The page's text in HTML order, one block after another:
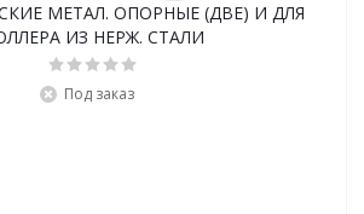
РОЛЛЕРА ИЗ НЕРЖ. СТАЛИ
Под заказ